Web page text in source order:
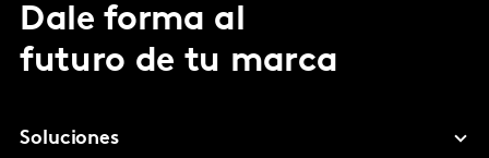
Dale forma al
futuro de tu marca
Soluciones